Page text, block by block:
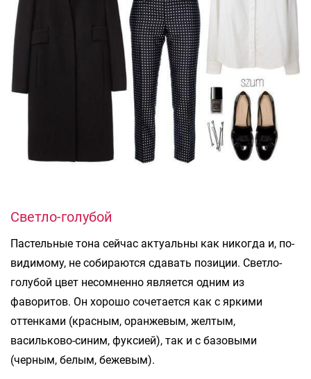
Светло-голубой
Пастельные тона сейчас актуальны как никогда и, по-
видимому, не собираются сдавать позиции. Светло-
голубой цвет несомненно является одним из
фаворитов. Он хорошо сочетается как с яркими
оттенками (красным, оранжевым, желтым,
васильково-синим, фуксией), так и с базовыми
(черным, белым, бежевым).